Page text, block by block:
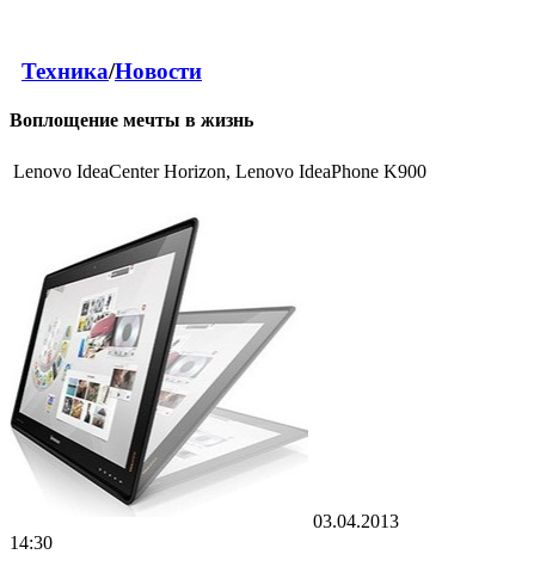
Техника/Новости
Воплощение мечты в жизнь
Lenovo IdeaCenter Horizon, Lenovo IdeaPhone K900
03.04.2013
14:30